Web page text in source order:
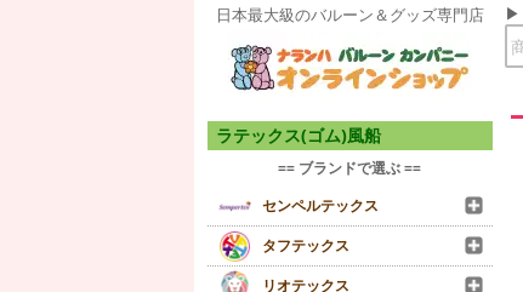
日本最大級のバルーン＆グッズ専門店
ラテックス(ゴム)風船
== ブランドで選ぶ ==
センペルテックス
タフテックス
リオテックス